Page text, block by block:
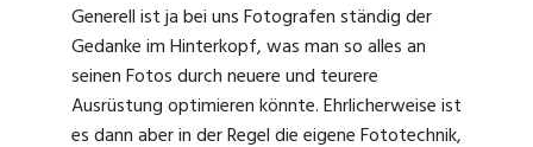
Generell ist ja bei uns Fotografen ständig der
Gedanke im Hinterkopf, was man so alles an
seinen Fotos durch neuere und teurere
Ausrüstung optimieren könnte. Ehrlicherweise ist
es dann aber in der Regel die eigene Fototechnik,